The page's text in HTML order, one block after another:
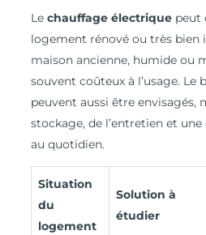
Le chauffage électriquepeut
logement rénové ou très bien
maison ancienne, humide ou
souvent coûteux à l’usage. Le
peuvent aussi être envisagés,
stockage, de l’entretien et
au quotidien.
Situation
du
logement
Solution à
étudier